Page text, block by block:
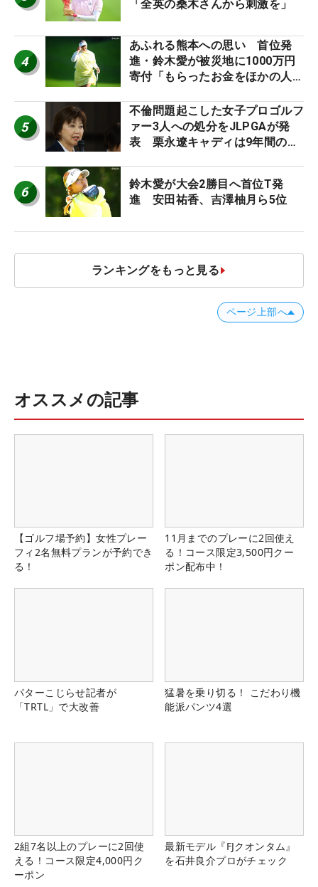
「全英の桑木さんから刺激を」
4
あふれる熊本への思い 首位発
進・鈴木愛が被災地に1000万円
寄付「もらったお金をほかの人
5
不倫問題起こした女子プロゴルフ
ァー3人への処分をJLPGAが発
表 栗永遼キャディは9年間の立
6
鈴木愛が大会2勝目へ首位T発
進 安田祐香、吉澤柚月ら5位
ランキングをもっと見る
ページ上部へ
オススメの記事
【ゴルフ場予約】女性プレー
フィ2名無料プランが予約でき
る！
11月までのプレーに2回使え
る！コース限定3,500円クー
ポン配布中！
パターこじらせ記者が
「TRTL」で大改善
猛暑を乗り切る！ こだわり機
能派パンツ4選
2組7名以上のプレーに2回使
える！コース限定4,000円ク
ーポン
最新モデル『FJクオンタム』
を石井良介プロがチェック